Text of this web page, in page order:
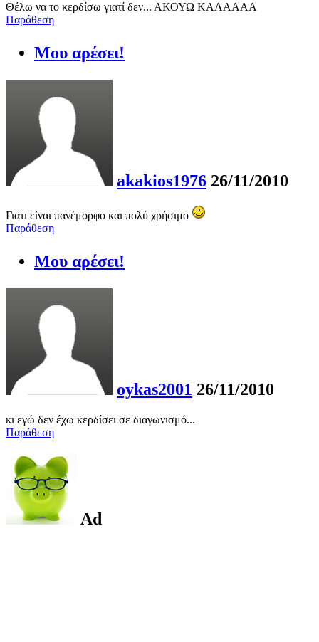
Θέλω να το κερδίσω γιατί δεν... ΑΚΟΥΩ ΚΑΛΑΑΑΑ
Παράθεση
Μου αρέσει!
akakios1976 26/11/2010
Γιατι είναι πανέμορφο και πολύ χρήσιμο
Παράθεση
Μου αρέσει!
oykas2001 26/11/2010
κι εγώ δεν έχω κερδίσει σε διαγωνισμό...
Παράθεση
Ad